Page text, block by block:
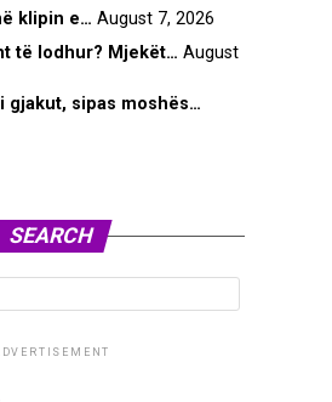
klipin e… August 7, 2026
të lodhur? Mjekët… August
gjakut, sipas moshës…
SEARCH